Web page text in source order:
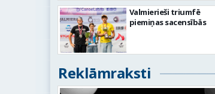
Valmierieši triumfē
piemiņas sacensībās
Reklāmraksti